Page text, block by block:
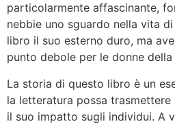
particolarmente affascinante,
nebbie uno sguardo nella vita
libro il suo esterno duro, ma
punto debole per le donne della
La storia di questo libro è un
la letteratura possa
il suo impatto sugli individui. A